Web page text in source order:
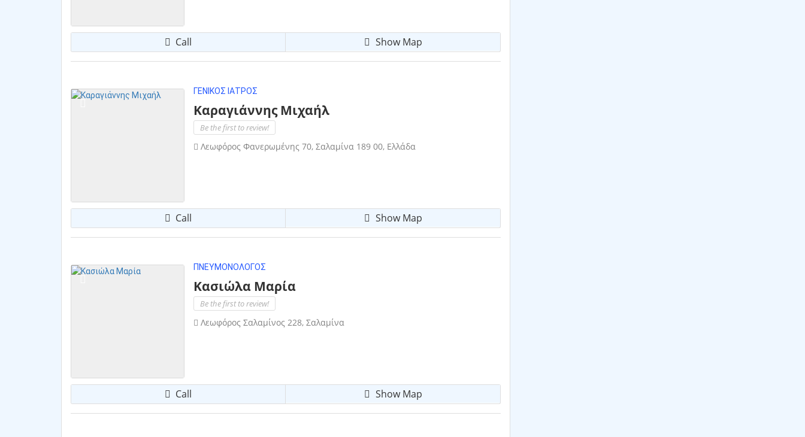
Call Show Map
ΓΕΝΙΚΌΣ ΙΑΤΡΌΣ
Καραγιάννης Μιχαήλ
Be the first to review!
Λεωφόρος Φανερωμένης 70, Σαλαμίνα 189 00, Ελλάδα
Call Show Map
ΠΝΕΥΜΟΝΟΛΌΓΟΣ
Κασιώλα Μαρία
Be the first to review!
Λεωφόρος Σαλαμίνος 228, Σαλαμίνα
Call Show Map